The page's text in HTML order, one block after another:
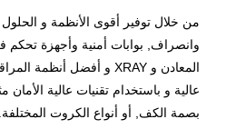
من خلال توفير أقوى الأنظمة و
وانصراف, بوابات أمنية وأجهزة
المعادن و XRAY و أفضل أنظمة
عالية و باستخدام تقنيات عالية
بصمة الكف, أو أنواع الكروت المختلفة